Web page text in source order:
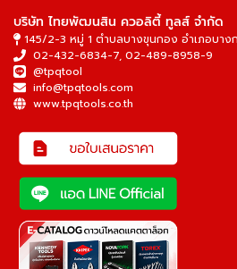
บริษัท ไทยพัฒนสิน ควอลิตี้ ทูลส์ จำกัด
145/2-3 หมู่ 1 ตำบลบางขุนกอง อำเภอบาง
02-432-6834-7, 02-489-8958-9
@tpqtool
info@tpqtools.com
www.tpqtools.co.th